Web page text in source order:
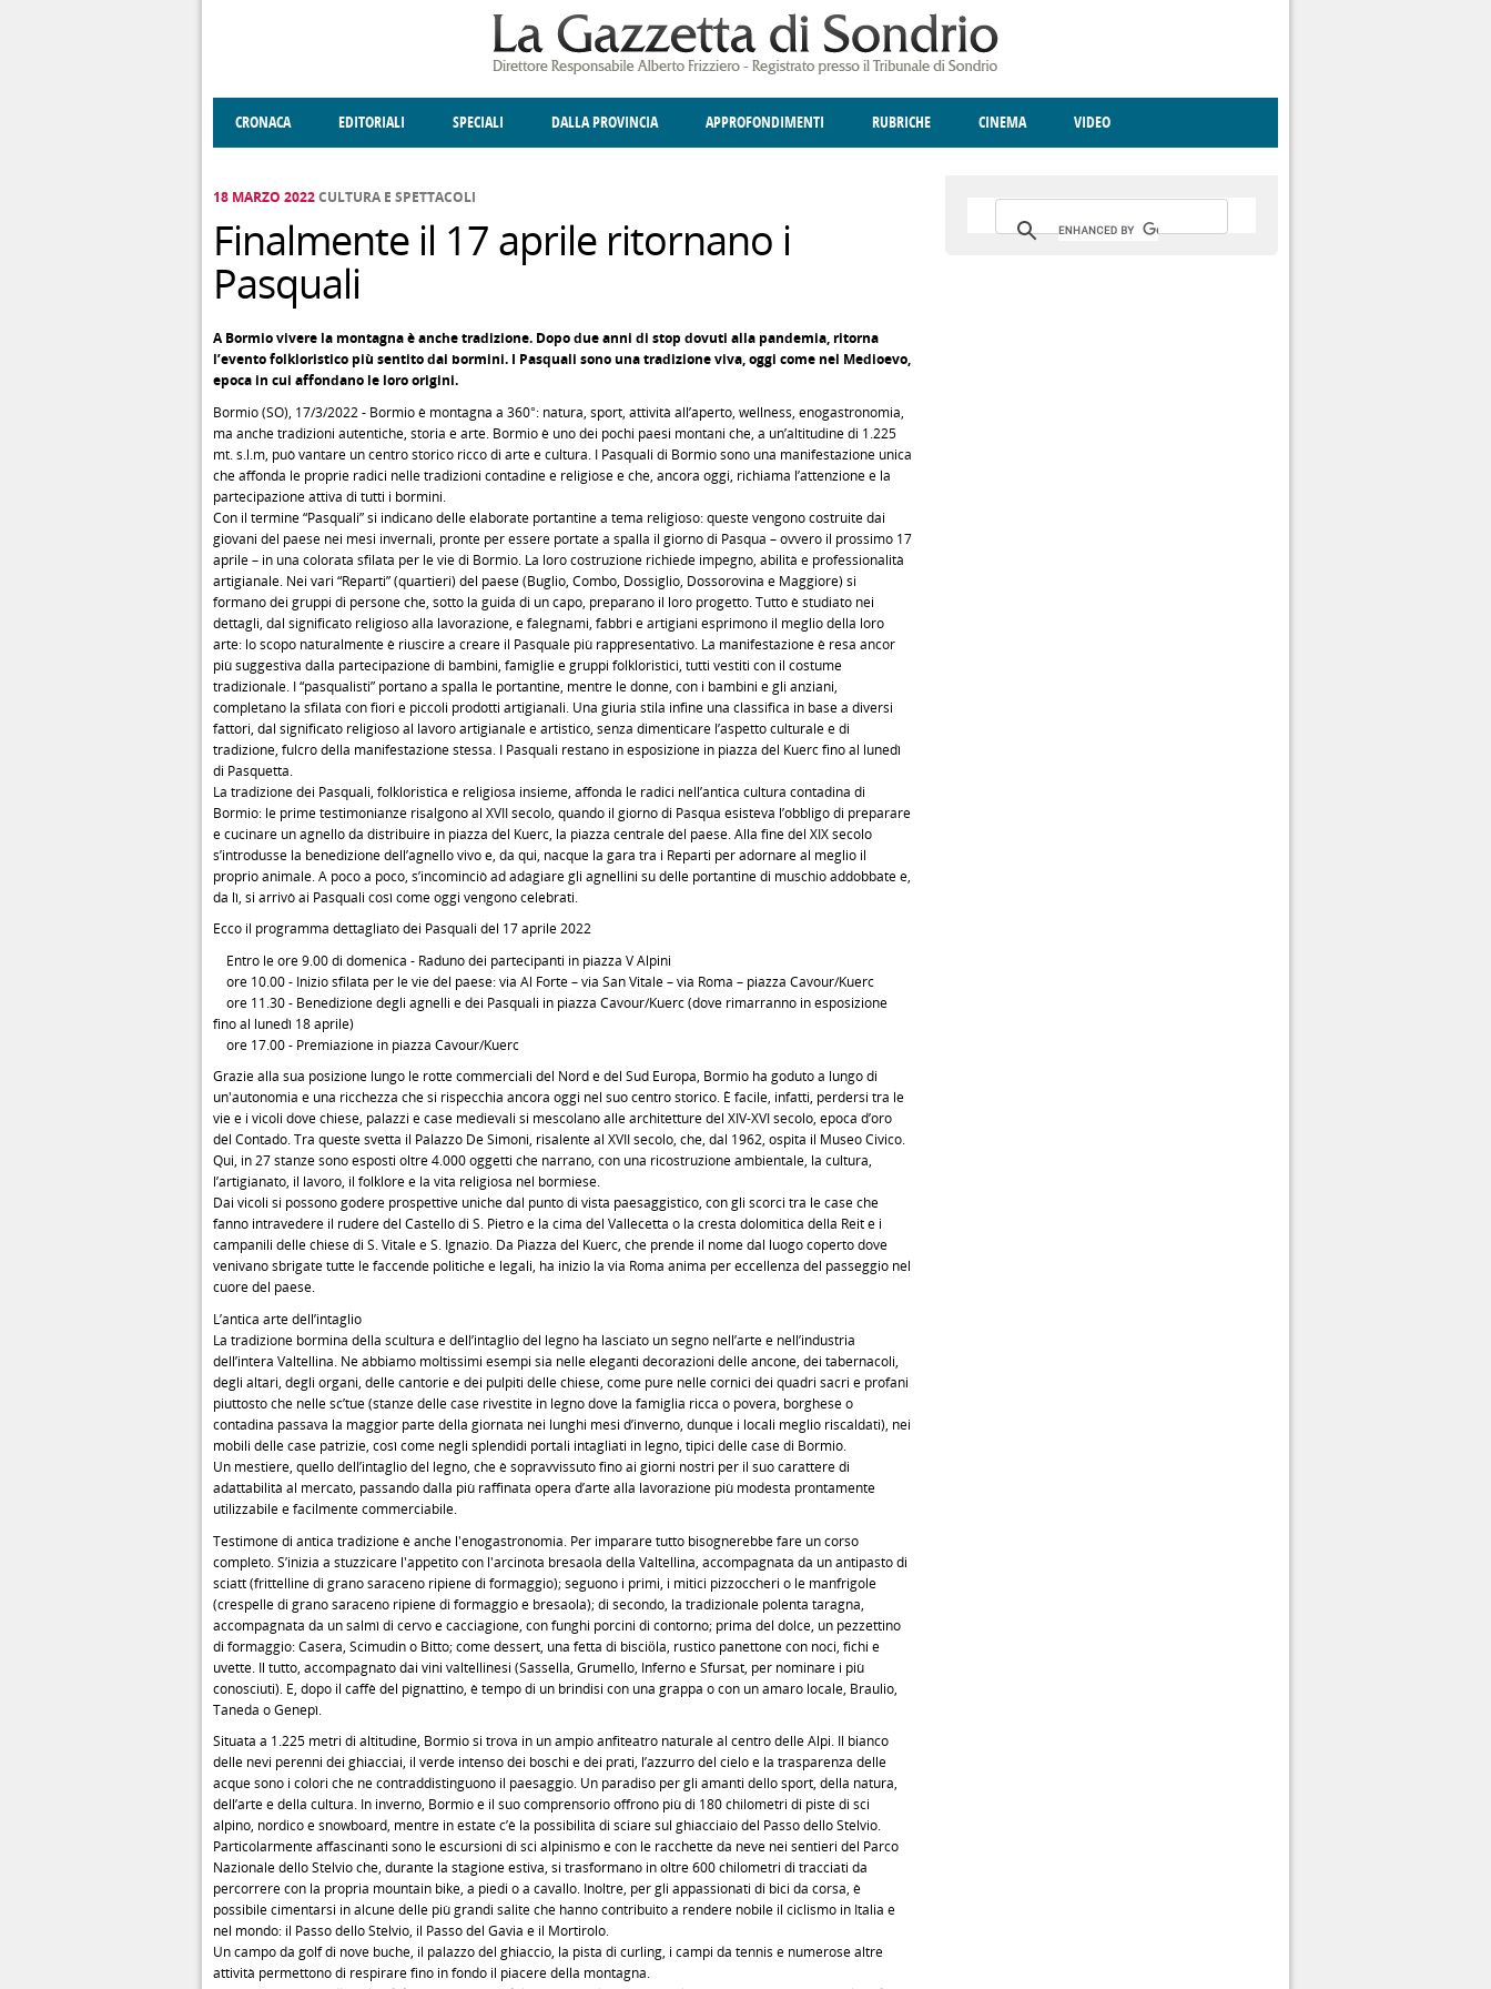
CRONACA EDITORIALI SPECIALI DALLA PROVINCIA APPROFONDIMENTI RUBRICHE CINEMA VIDEO
18 MARZO 2022CULTURA E SPETTACOLI
Finalmente il 17 aprile ritornano i
Pasquali
A Bormio vivere la montagna è anche tradizione. Dopo due anni di stop dovuti alla pandemia, ritorna
l’evento folkloristico più sentito dai bormini. I Pasquali sono una tradizione viva, oggi come nel Medioevo,
epoca in cui affondano le loro origini.
Bormio (SO), 17/3/2022 - Bormio è montagna a 360°: natura, sport, attività all’aperto, wellness, enogastronomia,
ma anche tradizioni autentiche, storia e arte. Bormio è uno dei pochi paesi montani che, a un’altitudine di 1.225
mt. s.l.m, può vantare un centro storico ricco di arte e cultura. I Pasquali di Bormio sono una manifestazione unica
che affonda le proprie radici nelle tradizioni contadine e religiose e che, ancora oggi, richiama l’attenzione e la
partecipazione attiva di tutti i bormini.
Con il termine “Pasquali” si indicano delle elaborate portantine a tema religioso: queste vengono costruite dai
giovani del paese nei mesi invernali, pronte per essere portate a spalla il giorno di Pasqua – ovvero il prossimo 17
aprile – in una colorata sfilata per le vie di Bormio. La loro costruzione richiede impegno, abilità e professionalità
artigianale. Nei vari “Reparti” (quartieri) del paese (Buglio, Combo, Dossiglio, Dossorovina e Maggiore) si
formano dei gruppi di persone che, sotto la guida di un capo, preparano il loro progetto. Tutto è studiato nei
dettagli, dal significato religioso alla lavorazione, e falegnami, fabbri e artigiani esprimono il meglio della loro
arte: lo scopo naturalmente è riuscire a creare il Pasquale più rappresentativo. La manifestazione è resa ancor
più suggestiva dalla partecipazione di bambini, famiglie e gruppi folkloristici, tutti vestiti con il costume
tradizionale. I “pasqualisti” portano a spalla le portantine, mentre le donne, con i bambini e gli anziani,
completano la sfilata con fiori e piccoli prodotti artigianali. Una giuria stila infine una classifica in base a diversi
fattori, dal significato religioso al lavoro artigianale e artistico, senza dimenticare l’aspetto culturale e di
tradizione, fulcro della manifestazione stessa. I Pasquali restano in esposizione in piazza del Kuerc fino al lunedì
di Pasquetta.
La tradizione dei Pasquali, folkloristica e religiosa insieme, affonda le radici nell’antica cultura contadina di
Bormio: le prime testimonianze risalgono al XVII secolo, quando il giorno di Pasqua esisteva l’obbligo di preparare
e cucinare un agnello da distribuire in piazza del Kuerc, la piazza centrale del paese. Alla fine del XIX secolo
s’introdusse la benedizione dell’agnello vivo e, da qui, nacque la gara tra i Reparti per adornare al meglio il
proprio animale. A poco a poco, s’incominciò ad adagiare gli agnellini su delle portantine di muschio addobbate e,
da lì, si arrivò ai Pasquali così come oggi vengono celebrati.
Ecco il programma dettagliato dei Pasquali del 17 aprile 2022
Entro le ore 9.00 di domenica - Raduno dei partecipanti in piazza V Alpini
ore 10.00 - Inizio sfilata per le vie del paese: via Al Forte – via San Vitale – via Roma – piazza Cavour/Kuerc
ore 11.30 - Benedizione degli agnelli e dei Pasquali in piazza Cavour/Kuerc (dove rimarranno in esposizione
fino al lunedì 18 aprile)
ore 17.00 - Premiazione in piazza Cavour/Kuerc
Grazie alla sua posizione lungo le rotte commerciali del Nord e del Sud Europa, Bormio ha goduto a lungo di
un'autonomia e una ricchezza che si rispecchia ancora oggi nel suo centro storico. È facile, infatti, perdersi tra le
vie e i vicoli dove chiese, palazzi e case medievali si mescolano alle architetture del XIV-XVI secolo, epoca d’oro
del Contado. Tra queste svetta il Palazzo De Simoni, risalente al XVII secolo, che, dal 1962, ospita il Museo Civico.
Qui, in 27 stanze sono esposti oltre 4.000 oggetti che narrano, con una ricostruzione ambientale, la cultura,
l’artigianato, il lavoro, il folklore e la vita religiosa nel bormiese.
Dai vicoli si possono godere prospettive uniche dal punto di vista paesaggistico, con gli scorci tra le case che
fanno intravedere il rudere del Castello di S. Pietro e la cima del Vallecetta o la cresta dolomitica della Reit e i
campanili delle chiese di S. Vitale e S. Ignazio. Da Piazza del Kuerc, che prende il nome dal luogo coperto dove
venivano sbrigate tutte le faccende politiche e legali, ha inizio la via Roma anima per eccellenza del passeggio nel
cuore del paese.
L’antica arte dell’intaglio
La tradizione bormina della scultura e dell’intaglio del legno ha lasciato un segno nell’arte e nell’industria
dell’intera Valtellina. Ne abbiamo moltissimi esempi sia nelle eleganti decorazioni delle ancone, dei tabernacoli,
degli altari, degli organi, delle cantorie e dei pulpiti delle chiese, come pure nelle cornici dei quadri sacri e profani
piuttosto che nelle sc’tue (stanze delle case rivestite in legno dove la famiglia ricca o povera, borghese o
contadina passava la maggior parte della giornata nei lunghi mesi d’inverno, dunque i locali meglio riscaldati), nei
mobili delle case patrizie, così come negli splendidi portali intagliati in legno, tipici delle case di Bormio.
Un mestiere, quello dell’intaglio del legno, che è sopravvissuto fino ai giorni nostri per il suo carattere di
adattabilità al mercato, passando dalla più raffinata opera d’arte alla lavorazione più modesta prontamente
utilizzabile e facilmente commerciabile.
Testimone di antica tradizione è anche l'enogastronomia. Per imparare tutto bisognerebbe fare un corso
completo. S’inizia a stuzzicare l'appetito con l'arcinota bresaola della Valtellina, accompagnata da un antipasto di
sciatt (frittelline di grano saraceno ripiene di formaggio); seguono i primi, i mitici pizzoccheri o le manfrigole
(crespelle di grano saraceno ripiene di formaggio e bresaola); di secondo, la tradizionale polenta taragna,
accompagnata da un salmì di cervo e cacciagione, con funghi porcini di contorno; prima del dolce, un pezzettino
di formaggio: Casera, Scimudin o Bitto; come dessert, una fetta di bisciöla, rustico panettone con noci, fichi e
uvette. Il tutto, accompagnato dai vini valtellinesi (Sassella, Grumello, Inferno e Sfursat, per nominare i più
conosciuti). E, dopo il caffè del pignattino, è tempo di un brindisi con una grappa o con un amaro locale, Braulio,
Taneda o Genepì.
Situata a 1.225 metri di altitudine, Bormio si trova in un ampio anfiteatro naturale al centro delle Alpi. Il bianco
delle nevi perenni dei ghiacciai, il verde intenso dei boschi e dei prati, l’azzurro del cielo e la trasparenza delle
acque sono i colori che ne contraddistinguono il paesaggio. Un paradiso per gli amanti dello sport, della natura,
dell’arte e della cultura. In inverno, Bormio e il suo comprensorio offrono più di 180 chilometri di piste di sci
alpino, nordico e snowboard, mentre in estate c’è la possibilità di sciare sul ghiacciaio del Passo dello Stelvio.
Particolarmente affascinanti sono le escursioni di sci alpinismo e con le racchette da neve nei sentieri del Parco
Nazionale dello Stelvio che, durante la stagione estiva, si trasformano in oltre 600 chilometri di tracciati da
percorrere con la propria mountain bike, a piedi o a cavallo. Inoltre, per gli appassionati di bici da corsa, è
possibile cimentarsi in alcune delle più grandi salite che hanno contribuito a rendere nobile il ciclismo in Italia e
nel mondo: il Passo dello Stelvio, il Passo del Gavia e il Mortirolo.
Un campo da golf di nove buche, il palazzo del ghiaccio, la pista di curling, i campi da tennis e numerose altre
attività permettono di respirare fino in fondo il piacere della montagna.